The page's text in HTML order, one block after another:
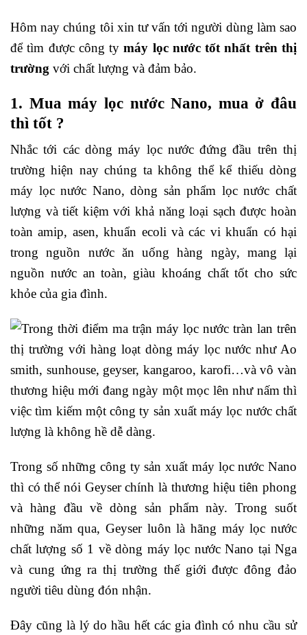
Hôm nay chúng tôi xin tư vấn tới người dùng làm sao
để tìm được công tymáy lọc nước tốt nhất trên thị
trường với chất lượng và đảm bảo.
1. Mua máy lọc nước Nano, mua ở đâu
thì tốt ?
Nhắc tới các dòng máy lọc nước đứng đầu trên thị
trường hiện nay chúng ta không thể kể thiếu dòng
máy lọc nước Nano, dòng sản phẩm lọc nước chất
lượng và tiết kiệm với khả năng loại sạch được hoàn
toàn amip, asen, khuẩn ecoli và các vi khuẩn có hại
trong nguồn nước ăn uống hàng ngày, mang lại
nguồn nước an toàn, giàu khoáng chất tốt cho sức
khỏe của gia đình.
Trong số những công ty sản xuất máy lọc nước Nano
thì có thể nói Geyser chính là thương hiệu tiên phong
và hàng đầu về dòng sản phẩm này. Trong suốt
những năm qua, Geyser luôn là hãng máy lọc nước
chất lượng số 1 về dòng máy lọc nước Nano tại Nga
và cung ứng ra thị trường thế giới được đông đảo
người tiêu dùng đón nhận.
Đây cũng là lý do hầu hết các gia đình có nhu cầu sử